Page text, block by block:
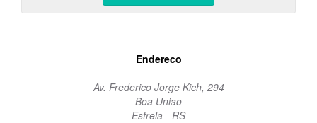
Endereco
Av. Frederico Jorge Kich, 294
Boa Uniao
Estrela - RS